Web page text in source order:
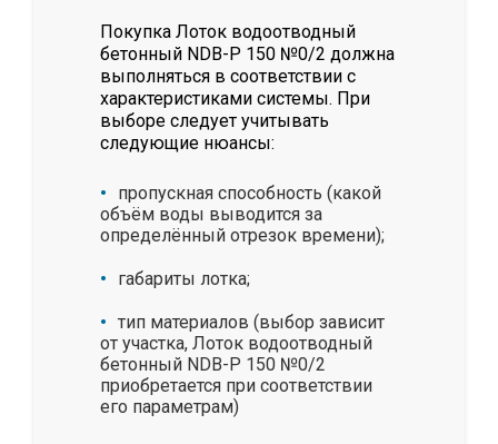
Покупка Лоток водоотводный
бетонный NDB-P 150 №0/2 должна
выполняться в соответствии с
характеристиками системы. При
выборе следует учитывать
следующие нюансы:
пропускная способность (какой
объём воды выводится за
определённый отрезок времени);
габариты лотка;
тип материалов (выбор зависит
от участка, Лоток водоотводный
бетонный NDB-P 150 №0/2
приобретается при соответствии
его параметрам)